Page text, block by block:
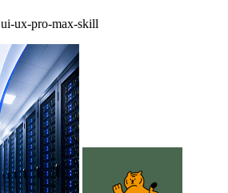
ui-ux-pro-max-skill